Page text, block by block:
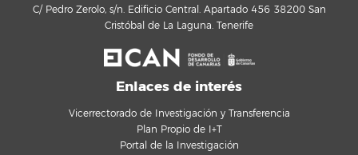
C/ Pedro Zerolo, s/n. Edificio Central. Apartado 456 38200 San
Cristóbal de La Laguna. Tenerife
Enlaces de interés
Vicerrectorado de Investigación y Transferencia
Plan Propio de I+T
Portal de la Investigación